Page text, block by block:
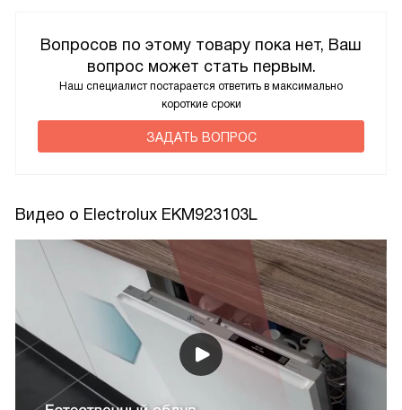
Вопросов по этому товару пока нет, Ваш
вопрос может стать первым.
Наш специалист постарается ответить в максимально
короткие сроки
ЗАДАТЬ ВОПРОС
Видео о Electrolux EKM923103L